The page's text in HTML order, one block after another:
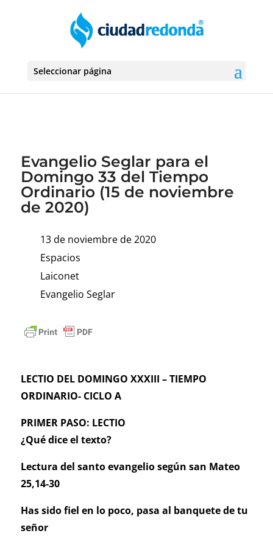
Seleccionar página
Evangelio Seglar para el
Domingo 33 del Tiempo
Ordinario (15 de noviembre
de 2020)
13 de noviembre de 2020
Espacios
Laiconet
Evangelio Seglar
LECTIO DEL DOMINGO XXXIII – TIEMPO
ORDINARIO- CICLO A
PRIMER PASO: LECTIO
¿Qué dice el texto?
Lectura del santo evangelio según san Mateo
25,14-30
Has sido fiel en lo poco, pasa al banquete de tu
señor